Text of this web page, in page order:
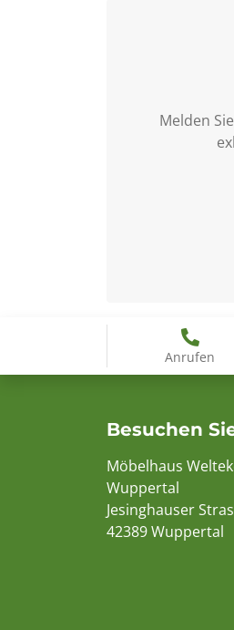
Melden
Anrufen
Besuchen
Möbelhaus
Wuppertal
Jesinghauser
42389 Wuppertal